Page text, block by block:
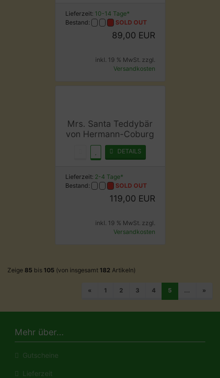
Lieferzeit: 10-14 Tage*
Bestand:
SOLD OUT
89,00 EUR
inkl. 19 % MwSt. zzgl.
Versandkosten
Mrs. Santa Teddybär
von Hermann-Coburg
DETAILS
Lieferzeit: 2-4 Tage*
Bestand:
SOLD OUT
119,00 EUR
inkl. 19 % MwSt. zzgl.
Versandkosten
Zeige 85 bis 105 (von insgesamt 182 Artikeln)
« 1 2 3 4 5 ... »
Mehr über...
Gutscheine
Lieferzeit